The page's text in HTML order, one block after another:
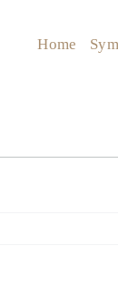
Home